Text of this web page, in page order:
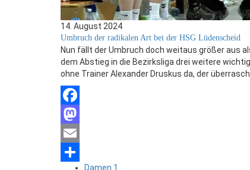
14. August 2024
Umbruch der radikalen Art bei der HSG Lüdenscheid
Nun fällt der Umbruch doch weitaus größer aus
dem Abstieg in die Bezirksliga drei weitere
ohne Trainer Alexander Druskus da, der
Facebook
Mastodon
Email
Damen 1